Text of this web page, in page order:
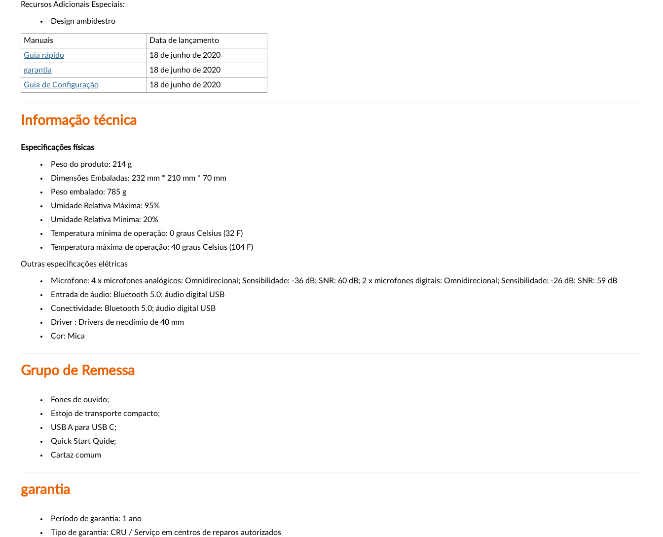
Recursos Adicionais Especiais:
Design ambidestro
Manuais
Data de lançamento
Guia rápido
18 de junho de 2020
garantia
18 de junho de 2020
Guia de Configuração
18 de junho de 2020
Informação técnica
Especificações físicas
Peso do produto: 214 g
Dimensões Embaladas: 232 mm * 210 mm * 70 mm
Peso embalado: 785 g
Umidade Relativa Máxima: 95%
Umidade Relativa Mínima: 20%
Temperatura mínima de operação: 0 graus Celsius (32 F)
Temperatura máxima de operação: 40 graus Celsius (104 F)
Outras especificações elétricas
Microfone: 4 x microfones analógicos: Omnidirecional; Sensibilidade: -36 dB; SNR: 60 dB; 2 x microfones digitais: Omnidirecional; Sensibilidade: -26 dB; SNR: 59 dB
Entrada de áudio: Bluetooth 5.0; áudio digital USB
Conectividade: Bluetooth 5.0; áudio digital USB
Driver : Drivers de neodímio de 40 mm
Cor: Mica
Grupo de Remessa
Fones de ouvido;
Estojo de transporte compacto;
USB A para USB C;
Quick Start Quide;
Cartaz comum
garantia
Período de garantia: 1 ano
Tipo de garantia: CRU / Serviço em centros de reparos autorizados